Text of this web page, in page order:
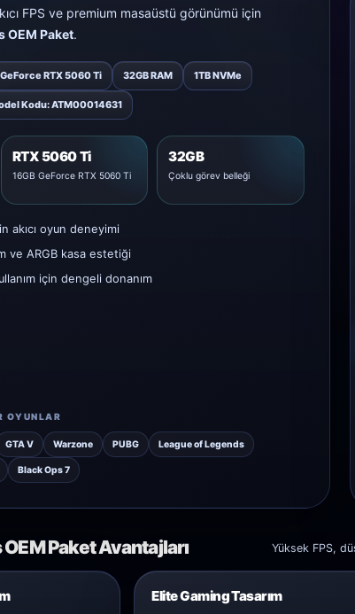
FPS ve premium masaüstü görünümü için
OEM Paket.
GeForce RTX 5060 Ti 32GB RAM 1TB NVMe
Kodu: ATM00014631
RTX 5060 Ti
16GB GeForce RTX 5060 Ti
32GB
Çoklu görev belleği
akıcı oyun deneyimi
ve ARGB kasa estetiği
için dengeli donanım
OYUNLAR
GTA V Warzone PUBG League of Legends
Black Ops 7
Paket Avantajları Yüksek FPS,
Elite Gaming Tasarım